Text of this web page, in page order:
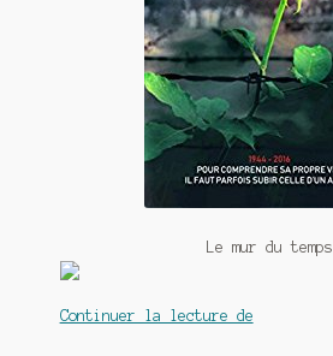
Le mur du temps
Continuer la lecture deLe